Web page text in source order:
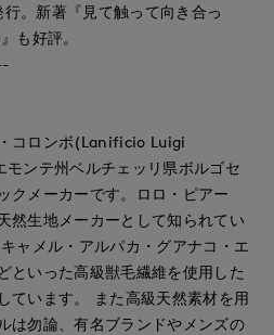
。新著『見て触って向き合っ
も好評。
コロンボ(Lanificio Luigi
ンテ州ベルチェッリ県ボルゴセ
クメーカーです。ロロ・ピアー
然生地メーカーとして知られてい
ャメル・アルパカ・グアナコ・エ
といった高級獣毛繊維を使用した
ています。 また高級天然素材を用
は勿論、有名ブランドやメンズの